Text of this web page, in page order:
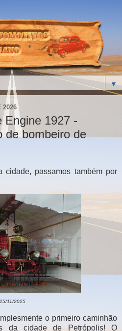
▼
2026
Engine 1927 -
de bombeiro de
passamos também por
25/11/2025
o primeiro caminhão
da cidade de Petrópolis! O